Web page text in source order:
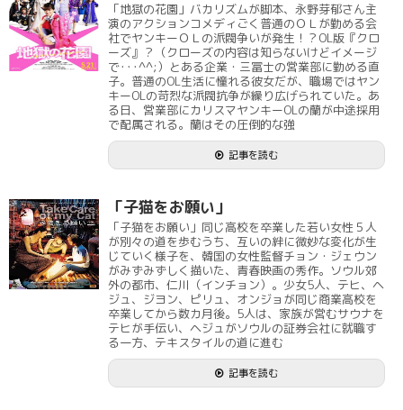
「地獄の花園」バカリズムが脚本、永野芽郁さん主
演のアクションコメディごく普通のＯＬが勤める会
社でヤンキーＯＬの派閥争いが発生！？OL版『クロ
ーズ』？（クローズの内容は知らないけどイメージ
で･･･^^;）とある企業・三冨士の営業部に勤める直
子。普通のOL生活に憧れる彼女だが、職場ではヤン
キーOLの苛烈な派閥抗争が繰り広げられていた。あ
る日、営業部にカリスマヤンキーOLの蘭が中途採用
で配属される。蘭はその圧倒的な強
記事を読む
「子猫をお願い」
「子猫をお願い」同じ高校を卒業した若い女性５人
が別々の道を歩むうち、互いの絆に微妙な変化が生
じていく様子を、韓国の女性監督チョン・ジェウン
がみずみずしく描いた、青春映画の秀作。ソウル郊
外の都市、仁川（インチョン）。少女5人、テヒ、ヘ
ジュ、ジヨン、ピリュ、オンジョが同じ商業高校を
卒業してから数カ月後。5人は、家族が営むサウナを
テヒが手伝い、ヘジュがソウルの証券会社に就職す
る一方、テキスタイルの道に進む
記事を読む